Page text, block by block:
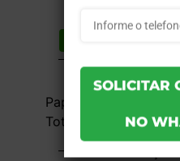
Papel Baralho 280g
Total Frente e Verso